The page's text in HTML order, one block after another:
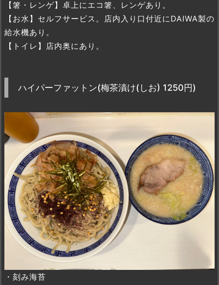
【箸・レンゲ】卓上にエコ箸、レンゲあり。
【お水】セルフサービス。店内入り口付近にDAIWA製の
給水機あり。
【トイレ】店内奥にあり。
ハイパーファットン(梅茶漬け(しお) 1250円)
・刻み海苔